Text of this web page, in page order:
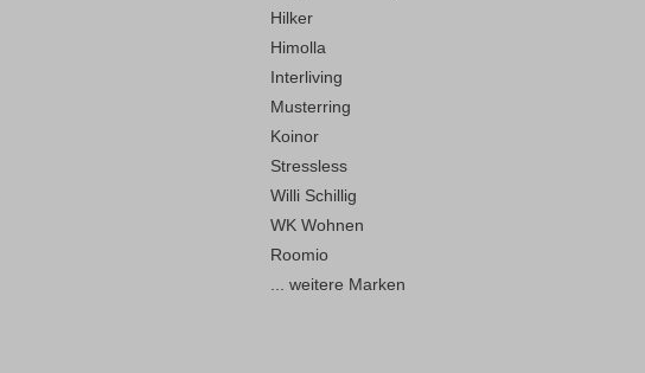
Hilker
Himolla
Interliving
Musterring
Koinor
Stressless
Willi Schillig
WK Wohnen
Roomio
... weitere Marken